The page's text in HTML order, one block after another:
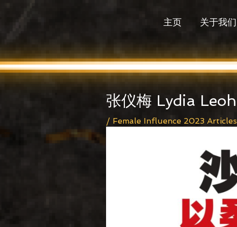
主页 关于我们
张仪梅 Lydia Leoh
/ Female Influence 2023 Articles
navigation